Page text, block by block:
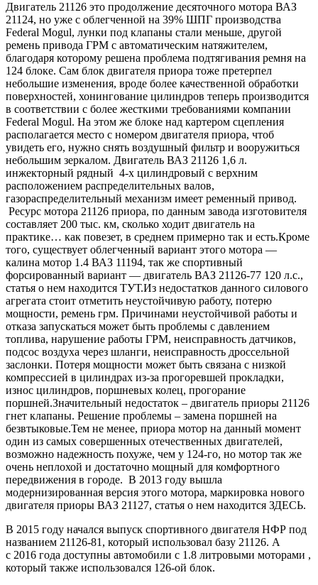
Двигатель 21126 это продолжение десяточного мотора ВАЗ
21124, но уже с облегченной на 39% ШПГ производства
Federal Mogul, лунки под клапаны стали меньше, другой
ремень привода ГРМ с автоматическим натяжителем,
благодаря которому решена проблема подтягивания ремня на
124 блоке. Сам блок двигателя приора тоже претерпел
небольшие изменения, вроде более качественной обработки
поверхностей, хонингование цилиндров теперь производится
в соответствии с более жесткими требованиями компании
Federal Mogul. На этом же блоке над картером сцепления
располагается место с номером двигателя приора, чтоб
увидеть его, нужно снять воздушный фильтр и вооружиться
небольшим зеркалом. Двигатель ВАЗ 21126 1,6 л.
инжекторный рядный 4-х цилиндровый с верхним
расположением распределительных валов,
газораспределительный механизм имеет ременный привод.
Ресурс мотора 21126 приора, по данным завода изготовителя
составляет 200 тыс. км, сколько ходит двигатель на
практике… как повезет, в среднем примерно так и есть.Кроме
того, существует облегченный вариант этого мотора —
калина мотор 1.4 ВАЗ 11194, так же спортивный
форсированный вариант — двигатель ВАЗ 21126-77 120 л.с.,
статья о нем находится ТУТ.Из недостатков данного силового
агрегата стоит отметить неустойчивую работу, потерю
мощности, ремень грм. Причинами неустойчивой работы и
отказа запускаться может быть проблемы с давлением
топлива, нарушение работы ГРМ, неисправность датчиков,
подсос воздуха через шланги, неисправность дроссельной
заслонки. Потеря мощности может быть связана с низкой
компрессией в цилиндрах из-за прогоревшей прокладки,
износ цилиндров, поршневых колец, прогорание
поршней.Значительный недостаток – двигатель приоры 21126
гнет клапаны. Решение проблемы – замена поршней на
безвтыковые.Тем не менее, приора мотор на данный момент
один из самых совершенных отечественных двигателей,
возможно надежность похуже, чем у 124-го, но мотор так же
очень неплохой и достаточно мощный для комфортного
передвижения в городе. В 2013 году вышла
модернизированная версия этого мотора, маркировка нового
двигателя приоры ВАЗ 21127, статья о нем находится ЗДЕСЬ.
В 2015 году начался выпуск спортивного двигателя НФР под
названием 21126-81, который использовал базу 21126. А
с 2016 года доступны автомобили с 1.8 литровыми моторами ,
который также использовался 126-ой блок.